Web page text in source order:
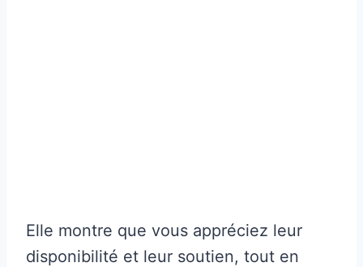
Elle montre que vous appréciez leur
disponibilité et leur soutien, tout en